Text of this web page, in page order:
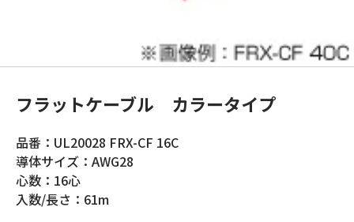
フラットケーブル カラータイプ
品番：UL20028 FRX-CF 16C
導体サイズ：AWG28
心数：16心
入数/長さ：61m